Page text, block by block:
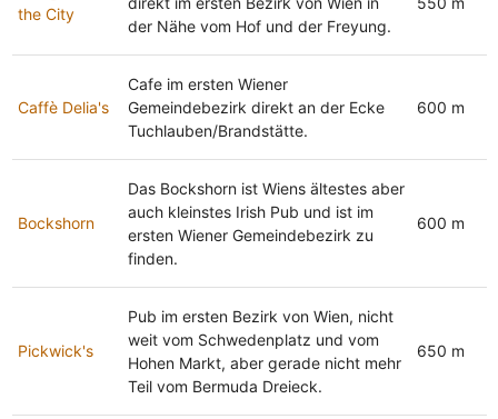
the City
der Nähe vom Hof und der Freyung.
Caffè Delia's
Cafe im ersten Wiener
Gemeindebezirk direkt an der Ecke
Tuchlauben/Brandstätte.
600 m
Bockshorn
Das Bockshorn ist Wiens ältestes aber
auch kleinstes Irish Pub und ist im
ersten Wiener Gemeindebezirk zu
finden.
600 m
Pickwick's
Pub im ersten Bezirk von Wien, nicht
weit vom Schwedenplatz und vom
Hohen Markt, aber gerade nicht mehr
Teil vom Bermuda Dreieck.
650 m